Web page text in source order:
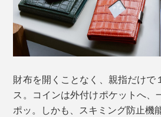
財布を開くことなく、親指だけで
ス。コインは外付けポケットへ、
ポッ。しかも、スキミング防止機